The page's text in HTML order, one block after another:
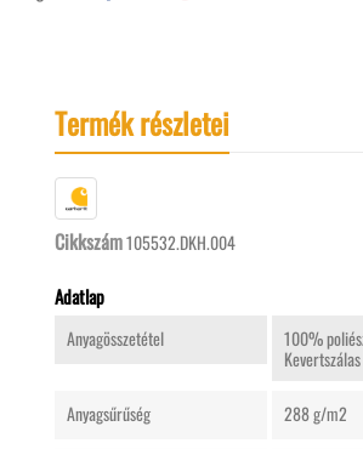
Termék részletei
Cikkszám105532.DKH.004
Adatlap
Anyagösszetétel
100%
Kevertszálas
Anyagsűrűség 288 g/m2